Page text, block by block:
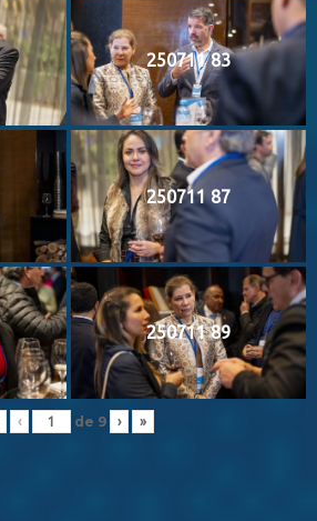
250711 83
250711 87
250711 89
‹ de 9 › »